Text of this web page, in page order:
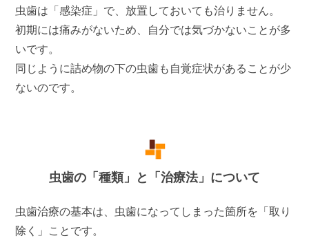
虫歯は「感染症」で、放置しておいても治りません。
初期には痛みがないため、自分では気づかないことが多
いです。
同じように詰め物の下の虫歯も自覚症状があることが少
ないのです。
虫歯の「種類」と「治療法」について
虫歯治療の基本は、虫歯になってしまった箇所を「取り
除く」ことです。